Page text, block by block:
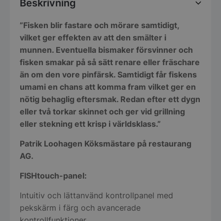
Beskrivning
”Fisken blir fastare och mörare samtidigt,
vilket ger effekten av att den smälter i
munnen. Eventuella bismaker försvinner och
fisken smakar på så sätt renare eller fräschare
än om den vore pinfärsk. Samtidigt får fiskens
umami en chans att komma fram vilket ger en
nötig behaglig eftersmak. Redan efter ett dygn
eller två torkar skinnet och ger vid grillning
eller stekning ett krisp i världsklass.”
Patrik Loohagen Köksmästare på restaurang
AG.
FISHtouch-panel:
Intuitiv och lättanvänd kontrollpanel med
pekskärm i färg och avancerade